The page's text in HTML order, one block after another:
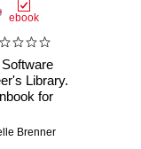
ebook
Library.
for
and a
Brenner